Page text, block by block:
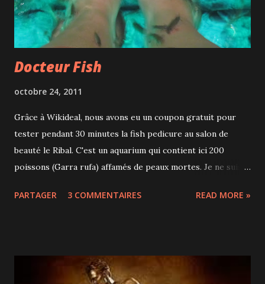
Docteur Fish
octobre 24, 2011
Grâce à Wikideal, nous avons eu un coupon gratuit pour
tester pendant 30 minutes la fish pedicure au salon de
beauté le Ribal. C'est un aquarium qui contient ici 200
poissons (Garra rufa) affamés de peaux mortes. Je ne suis
(Gwenn et Liam sont restés de marbre), l'expérience est
PARTAGER 3 COMMENTAIRES READ MORE »